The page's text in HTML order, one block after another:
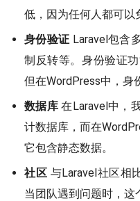
低，因为任何人都可以
身份验证 Laravel包含
制反转等。身份验证
但在WordPress中，身
数据库在Laravel中，
计数据库，而在
它包含静态数据。
社区 与Laravel社区相
当团队遇到问题时，这